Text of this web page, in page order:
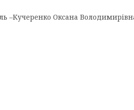
–Кучеренко Оксана